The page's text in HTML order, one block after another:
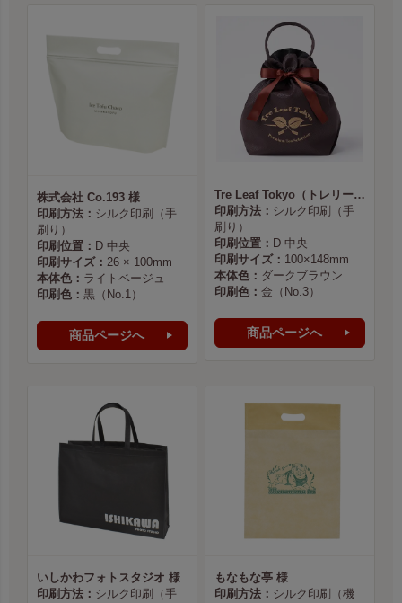
株式会社 Co.193 様
印刷方法： シルク印刷（手
刷り）
印刷位置： D 中央
印刷サイズ： 26 × 100mm
本体色： ライトベージュ
印刷色： 黒（No.1）
商品ページへ
Tre Leaf Tokyo（トレリーフ東京） 様
印刷方法： シルク印刷（手
刷り）
印刷位置： D 中央
印刷サイズ： 100×148mm
本体色： ダークブラウン
印刷色： 金（No.3）
商品ページへ
いしかわフォトスタジオ 様
印刷方法： シルク印刷（手
もなもな亭 様
印刷方法： シルク印刷（機